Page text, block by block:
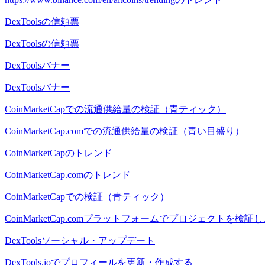
DexToolsの信頼票
DexToolsの信頼票
DexToolsバナー
DexToolsバナー
CoinMarketCapでの流通供給量の検証（青ティック）
CoinMarketCap.comでの流通供給量の検証（青い目盛り）
CoinMarketCapのトレンド
CoinMarketCap.comのトレンド
CoinMarketCapでの検証（青ティック）
CoinMarketCap.comプラットフォームでプロジェクトを検証
DexToolsソーシャル・アップデート
DexTools.ioでプロフィールを更新・作成する